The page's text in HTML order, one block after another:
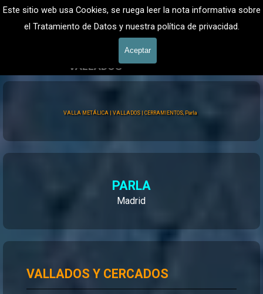
Este sitio web usa Cookies, se ruega leer la nota informativa sobre
el Tratamiento de Datos y nuestra política de privacidad.
Aceptar
Vaya al ContenidoVALLADOS METALICOS MADRID - VALLADO DE FINCAS
Valla Hercules, Vallado de fincas
VALLADOSValla Hércules
Vallados Jardín
VALLA METÁLICA | VALLADOS | CERRAMIENTOS, Parla
PARLA
Madrid
VALLADOS Y CERCADOS